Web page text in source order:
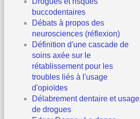
buccodentaires
Débats à propos des
neurosciences (réflexion)
Définition d'une cascade de
soins axée sur le
rétablissement pour les
troubles liés à l'usage
d'opioïdes
Délabrement dentaire et usage
de drogues